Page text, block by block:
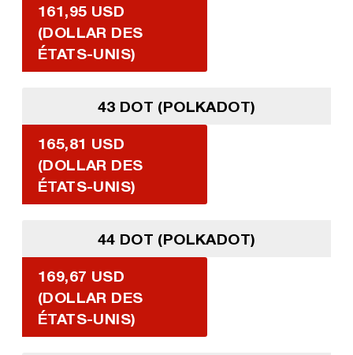
161,95 USD
(DOLLAR DES
ÉTATS-UNIS)
43 DOT (POLKADOT)
165,81 USD
(DOLLAR DES
ÉTATS-UNIS)
44 DOT (POLKADOT)
169,67 USD
(DOLLAR DES
ÉTATS-UNIS)